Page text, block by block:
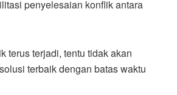
penyelesaian konflik antara
terus terjadi, tentu tidak akan
terbaik dengan batas waktu